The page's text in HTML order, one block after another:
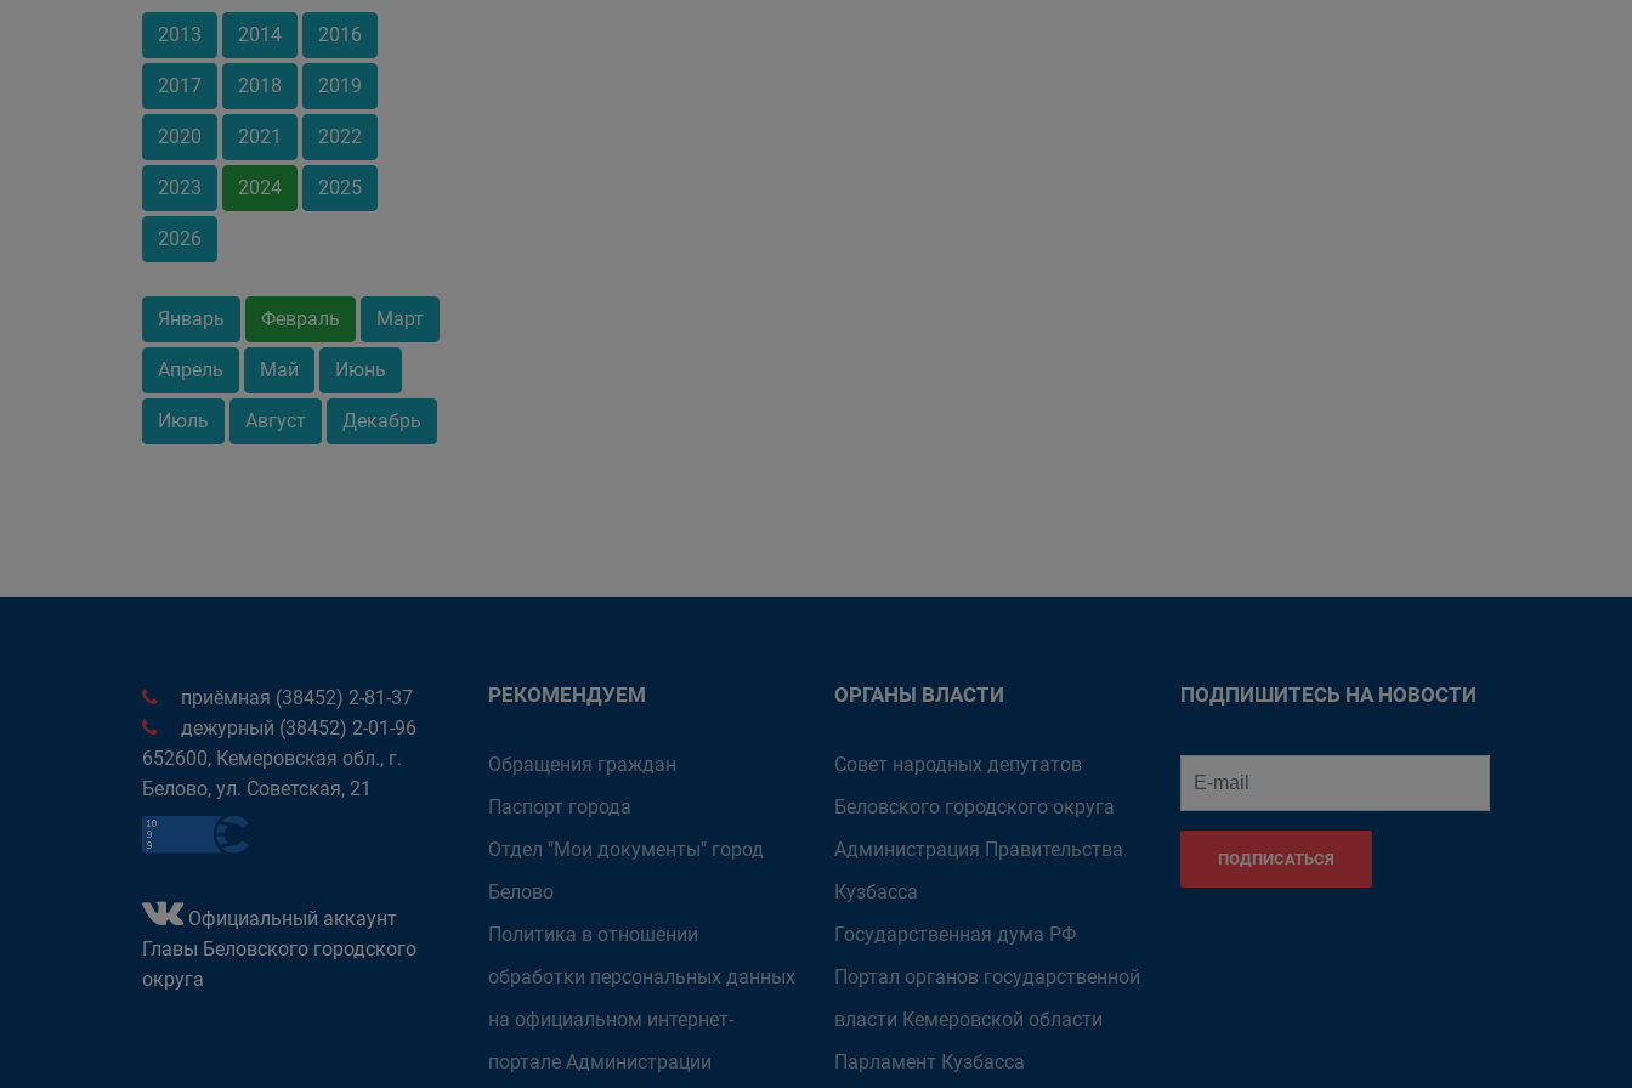
2013 2014 2016
2017 2018 2019
2020 2021 2022
2023 2024 2025
2026
Январь Февраль Март
Апрель Май Июнь
Июль Август Декабрь
приёмная (38452) 2-81-37
дежурный (38452) 2-01-96
652600, Кемеровская обл., г.
Белово, ул. Советская, 21
Официальный аккаунт
Главы Беловского городского
округа
РЕКОМЕНДУЕМ
Обращения граждан
Паспорт города
Отдел "Мои документы" город
Белово
Политика в отношении
обработки персональных данных
на официальном интернет-
портале Администрации
ОРГАНЫ ВЛАСТИ
Совет народных депутатов
Беловского городского округа
Администрация Правительства
Кузбасса
Государственная дума РФ
Портал органов государственной
власти Кемеровской области
Парламент Кузбасса
ПОДПИШИТЕСЬ НА НОВОСТИ
ПОДПИСАТЬСЯ